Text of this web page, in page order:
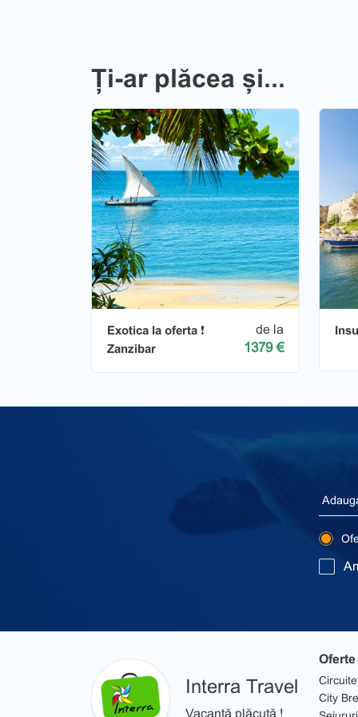
Ți-ar plăcea și...
Exotica la oferta ❗️
Zanzibar
de la
1379 €
Interra Travel
Vacanță plăcută !
Oferte
Circuite
City